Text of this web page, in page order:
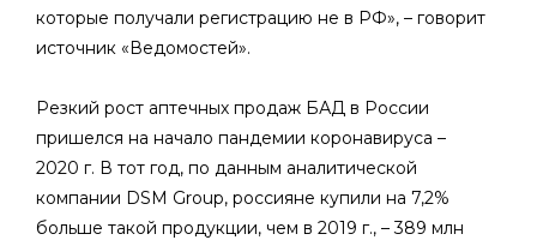
которые получали регистрацию не в РФ», – говорит
источник «Ведомостей».
Резкий рост аптечных продаж БАД в России
пришелся на начало пандемии коронавируса –
2020 г. В тот год, по данным аналитической
компании DSM Group, россияне купили на 7,2%
больше такой продукции, чем в 2019 г., – 389 млн